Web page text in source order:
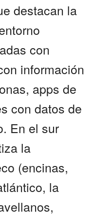
destacan la
con
información
apps de
con datos de
En el sur
la
(encinas,
la